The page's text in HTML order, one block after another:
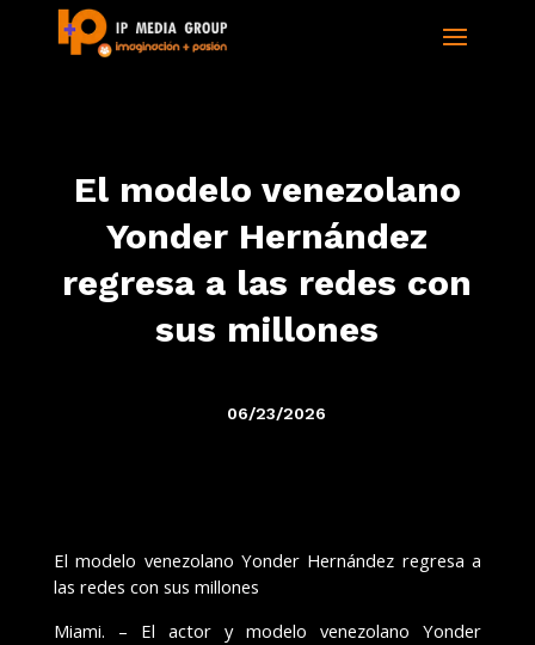
El modelo venezolano
Yonder Hernández
regresa a las redes con
sus millones
06/23/2026
El modelo venezolano Yonder Hernández regresa a
las redes con sus millones
Miami. – El actor y modelo venezolano Yonder